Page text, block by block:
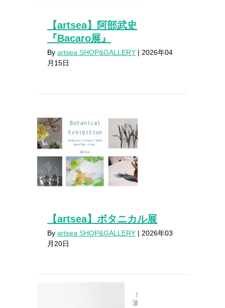
【artsea】阿部武史
『Bacaro展』
By artsea SHOP&GALLERY | 2026年04
月15日
【artsea】ボタニカル展
By artsea SHOP&GALLERY | 2026年03
月20日